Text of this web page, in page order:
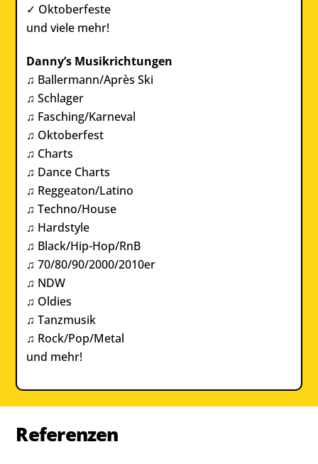
✓ Oktoberfeste
und viele mehr!
Danny’s Musikrichtungen
♫ Ballermann/Après Ski
♫ Schlager
♫ Fasching/Karneval
♫ Oktoberfest
♫ Charts
♫ Dance Charts
♫ Reggeaton/Latino
♫ Techno/House
♫ Hardstyle
♫ Black/Hip-Hop/RnB
♫ 70/80/90/2000/2010er
♫ NDW
♫ Oldies
♫ Tanzmusik
♫ Rock/Pop/Metal
und mehr!
Referenzen